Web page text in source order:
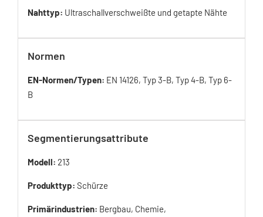
Nahttyp: Ultraschallverschweißte und getapte Nähte
Normen
EN-Normen/Typen: EN 14126, Typ 3-B, Typ 4-B, Typ 6-
B
Segmentierungsattribute
Modell: 213
Produkttyp: Schürze
Primärindustrien: Bergbau, Chemie,